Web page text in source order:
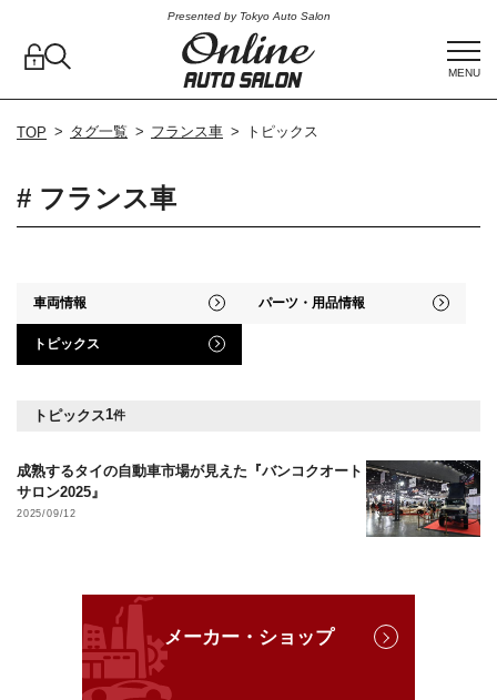
Presented by Tokyo Auto Salon
MENU
TOP タグ一覧 フランス車 トピックス
# フランス車
車両情報 パーツ・用品情報
トピックス
トピックス1件
成熟するタイの自動車市場が見えた『バンコクオート
サロン2025』
2025/09/12
メーカー・ショップ